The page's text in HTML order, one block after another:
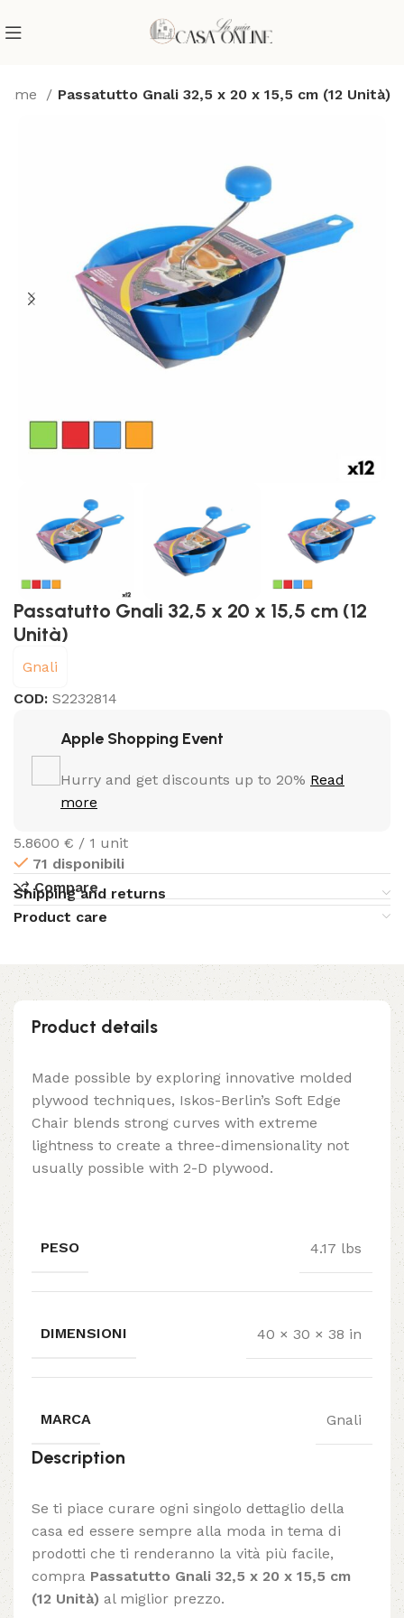
Passatutto Gnali 32,5 x 20 x 15,5 cm (12 Unità)
Passatutto Gnali 32,5 x 20 x 15,5 cm (12
Unità)
Gnali
COD:S2232814
Apple Shopping Event
Hurry and get discounts up to 20% Read
more
5.8600 € / 1 unit
71 disponibili
Compare
Shipping and returns
Product care
Product details
Made possible by exploring innovative molded
plywood techniques, Iskos-Berlin’s Soft Edge
Chair blends strong curves with extreme
lightness to create a three-dimensionality not
usually possible with 2-D plywood.
PESO 4.17 lbs
DIMENSIONI 40 × 30 × 38 in
MARCA Gnali
Description
Se ti piace curare ogni singolo dettaglio della
casa ed essere sempre alla moda in tema di
prodotti che ti renderanno la vità più facile,
compra Passatutto Gnali 32,5 x 20 x 15,5 cm
(12 Unità) al miglior prezzo.